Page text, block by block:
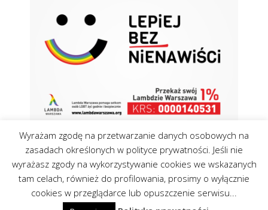
Kontakt
Polityka Cookies
Wyrażam zgodę na przetwarzanie danych osobowych na
zasadach określonych w polityce prywatności. Jeśli nie
wyrażasz zgody na wykorzystywanie cookies we wskazanych
tam celach, również do profilowania, prosimy o wyłącznie
cookies w przeglądarce lub opuszczenie serwisu...